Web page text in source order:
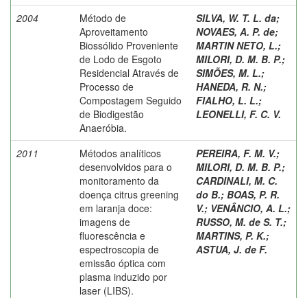
2004
Método de
Aproveitamento
Biossólido Proveniente
de Lodo de Esgoto
Residencial Através de
Processo de
Compostagem Seguido
de Biodigestão
Anaeróbia.
SILVA, W. T. L. da;
NOVAES, A. P. de;
MARTIN NETO, L.;
MILORI, D. M. B. P.;
SIMÕES, M. L.;
HANEDA, R. N.;
FIALHO, L. L.;
LEONELLI, F. C. V.
2011
Métodos analíticos
desenvolvidos para o
monitoramento da
doença citrus greening
em laranja doce:
imagens de
fluorescência e
espectroscopia de
emissão óptica com
plasma induzido por
laser (LIBS).
PEREIRA, F. M. V.;
MILORI, D. M. B. P.;
CARDINALI, M. C.
do B.; BOAS, P. R.
V.; VENÂNCIO, A. L.;
RUSSO, M. de S. T.;
MARTINS, P. K.;
ASTUA, J. de F.